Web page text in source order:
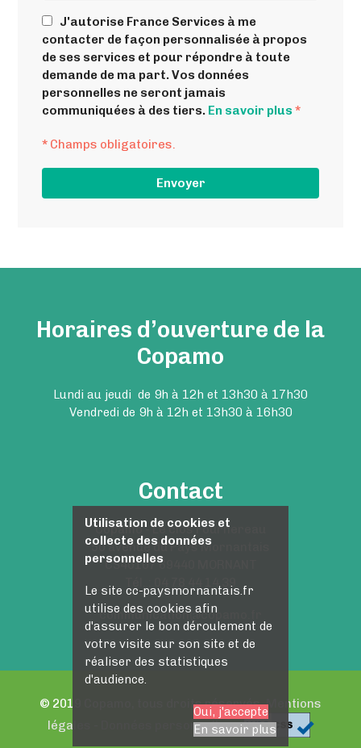
J'autorise France Services à me
contacter de façon personnalisée à propos
de ses services et pour répondre à toute
demande de ma part. Vos données
personnelles ne seront jamais
communiquées à des tiers. En savoir plus*
* Champs obligatoires.
Horaires d’ouverture de la
Copamo
Lundi au jeudi de 9h à 12h et 13h30 à 17h30
Vendredi de 9h à 12h et 13h30 à 16h30
Contact
Copamo - Le clos Fournereau
50 avenue du Pays Mornantais
CS40107 69440 MORNANT
Tél. : 04 78 44 14 39
communication@copamo.fr
© 2019 Copamo, tous droits réservés.Mentions
légales
Données personnelles
Utilisation de cookies et
collecte des données
personnelles
Le site cc-paysmornantais.fr
utilise des cookies afin
d'assurer le bon déroulement de
votre visite sur son site et de
réaliser des statistiques
d'audience.
Oui, j'accepte
En savoir plus